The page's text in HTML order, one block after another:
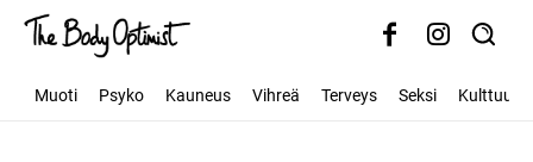
Muoti Psyko Kauneus Vihreä Terveys Seksi Kulttuuri